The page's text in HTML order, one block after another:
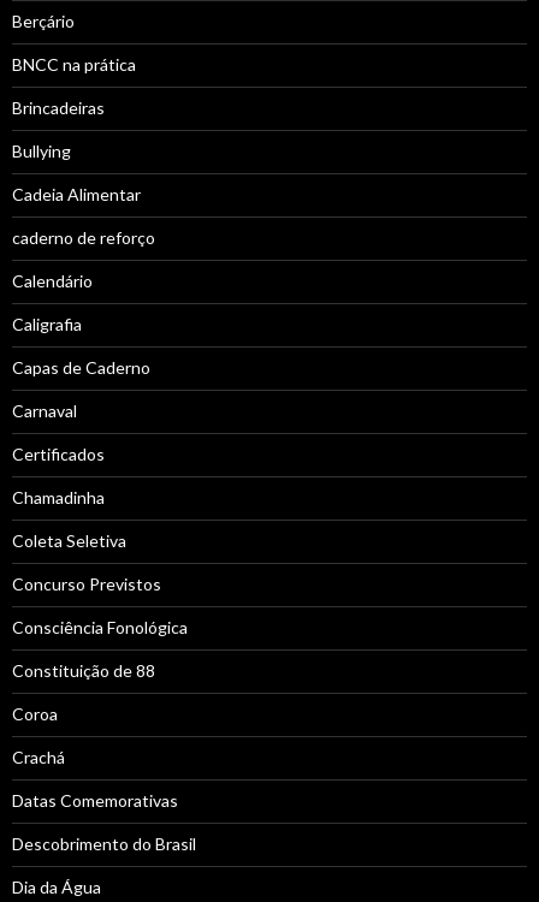
Berçário
BNCC na prática
Brincadeiras
Bullying
Cadeia Alimentar
caderno de reforço
Calendário
Caligrafia
Capas de Caderno
Carnaval
Certificados
Chamadinha
Coleta Seletiva
Concurso Previstos
Consciência Fonológica
Constituição de 88
Coroa
Crachá
Datas Comemorativas
Descobrimento do Brasil
Dia da Água